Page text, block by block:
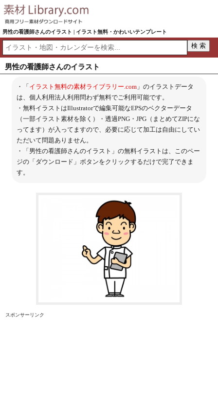
男性の看護師さんのイラスト | イラスト無料・かわいいテンプレート
男性の看護師さんのイラスト
・「イラスト無料の素材ライブラリー.com」のイラストデータ
は、個人利用法人利用問わず無料でご利用可能です。
・無料イラストはIllustratorで編集可能なEPSのベクターデータ
（一部イラスト素材を除く）・透過PNG・JPG（まとめてZIPにな
ってます）が入ってますので、必要に応じて加工は自由にしてい
ただいて問題ありません。
・「男性の看護師さんのイラスト」の無料イラストは、このペー
ジの「ダウンロード」ボタンをクリックするだけで完了できま
す。
スポンサーリンク